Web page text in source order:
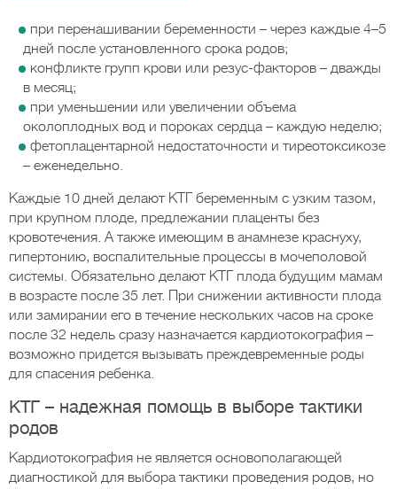
при перенашивании беременности – через каждые 4–5
дней после установленного срока родов;
конфликте групп крови или резус-факторов – дважды
в месяц;
при уменьшении или увеличении объема
околоплодных вод и пороках сердца – каждую неделю;
фетоплацентарной недостаточности и тиреотоксикозе
– еженедельно.
Каждые 10 дней делают КТГ беременным с узким тазом,
при крупном плоде, предлежании плаценты без
кровотечения. А также имеющим в анамнезе краснуху,
гипертонию, воспалительные процессы в мочеполовой
системы. Обязательно делают КТГ плода будущим мамам
в возрасте после 35 лет. При снижении активности плода
или замирании его в течение нескольких часов на сроке
после 32 недель сразу назначается кардиотокография –
возможно придется вызывать преждевременные роды
для спасения ребенка.
КТГ – надежная помощь в выборе тактики
родов
Кардиотокография не является основополагающей
диагностикой для выбора тактики проведения родов, но